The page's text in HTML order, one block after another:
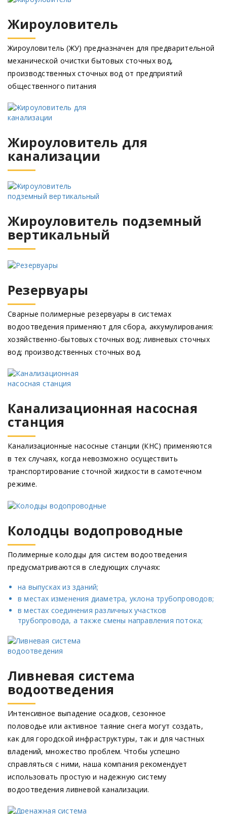
Жироуловитель
Жироуловитель (ЖУ) предназначен для предварительной
механической очистки бытовых сточных вод,
производственных сточных вод от предприятий
общественного питания
Жироуловитель для
канализации
Жироуловитель подземный
вертикальный
Резервуары
Сварные полимерные резервуары в системах
водоотведения применяют для сбора, аккумулирования:
хозяйственно-бытовых сточных вод; ливневых сточных
вод; производственных сточных вод.
Канализационная насосная
станция
Канализационные насосные станции (КНС) применяются
в тех случаях, когда невозможно осуществить
транспортирование сточной жидкости в самотечном
режиме.
Колодцы водопроводные
Полимерные колодцы для систем водоотведения
предусматриваются в следующих случаях:
на выпусках из зданий;
в местах изменения диаметра, уклона трубопроводов;
в местах соединения различных участков
трубопровода, а также смены направления потока;
Ливневая система
водоотведения
Интенсивное выпадение осадков, сезонное
половодье или активное таяние снега могут создать,
как для городской инфраструктуры, так и для частных
владений, множество проблем. Чтобы успешно
справляться с ними, наша компания рекомендует
использовать простую и надежную систему
водоотведения ливневой канализации.